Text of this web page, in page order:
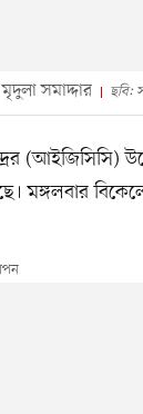
সমাদ্দার ছবি:
মঙ্গলবার